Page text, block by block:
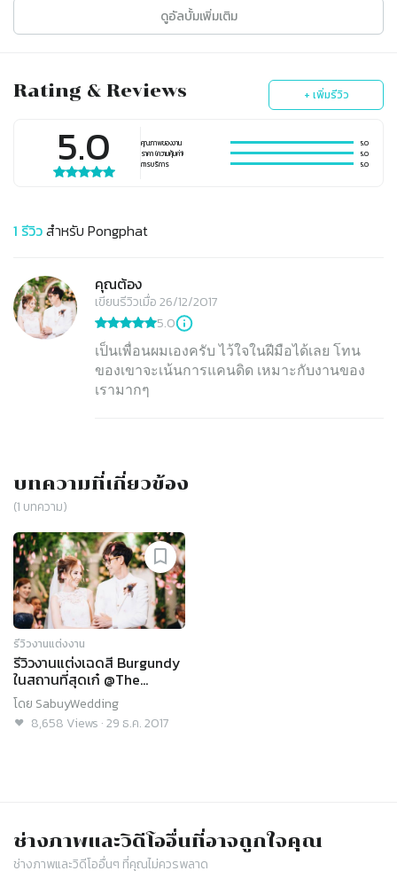
ดูอัลบั้มเพิ่มเติม
Rating & Reviews + เพิ่มรีวิว
5.0 คุณภาพของงาน
5.0
ราคา (ความคุ้มค่า)
5.0
การบริการ
5.0
1 รีวิวสำหรับ Pongphat
คุณต้อง
เขียนรีวิวเมื่อ 26/12/2017
5.0
เป็นเพื่อนผมเองครับ ไว้ใจในฝีมือได้เลย โทน
ของเขาจะเน้นการแคนดิด เหมาะกับงานของ
เรามากๆ
บทความที่เกี่ยวข้อง
(1 บทความ)
รีวิวงานแต่งงาน
รีวิวงานแต่งเฉดสี Burgundy
ในสถานที่สุดเก๋ @The
Apothecary Venue
โดย SabuyWedding
8,658 Views ·29 ธ.ค. 2017
ช่างภาพและวิดีโออื่นที่อาจถูกใจคุณ
ช่างภาพและวิดีโออื่นๆ ที่คุณไม่ควรพลาด